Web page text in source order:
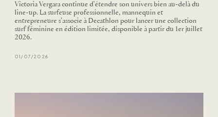
Victoria Vergara continue d'étendre son univers bien au-delà du
line-up. La surfeuse professionnelle, mannequin et
entrepreneure s'associe à Decathlon pour lancer une collection
surf féminine en édition limitée, disponible à partir du 1er juillet
2026.
01/07/2026